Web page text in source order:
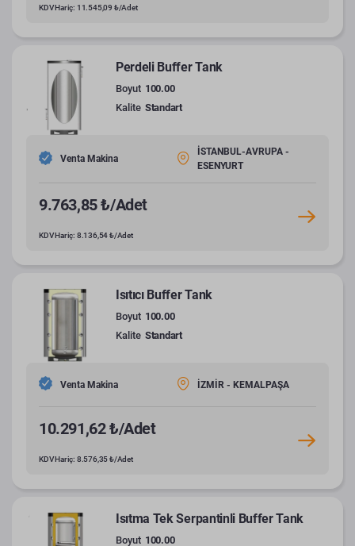
KDV Hariç: 11.545,09 ₺/Adet
Perdeli Buffer Tank
Boyut 100.00
Kalite Standart
Venta Makina
İSTANBUL-AVRUPA -
ESENYURT
9.763,85 ₺/Adet
KDV Hariç: 8.136,54 ₺/Adet
Isıtıcı Buffer Tank
Boyut 100.00
Kalite Standart
Venta Makina İZMİR - KEMALPAŞA
10.291,62 ₺/Adet
KDV Hariç: 8.576,35 ₺/Adet
Isıtma Tek Serpantinli Buffer Tank
Boyut 100.00